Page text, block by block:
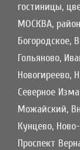
гостиницы,
МОСКВА,
Богородское,
Гольяново,
Новогиреево,
Северное
Можайский,
Кунцево,
Проспект